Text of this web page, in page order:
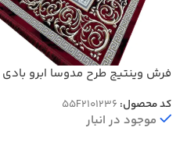
فرش وینتیج طرح مدوسا ابرو بادی
کد محصول: 55F2101236
موجود در انبار